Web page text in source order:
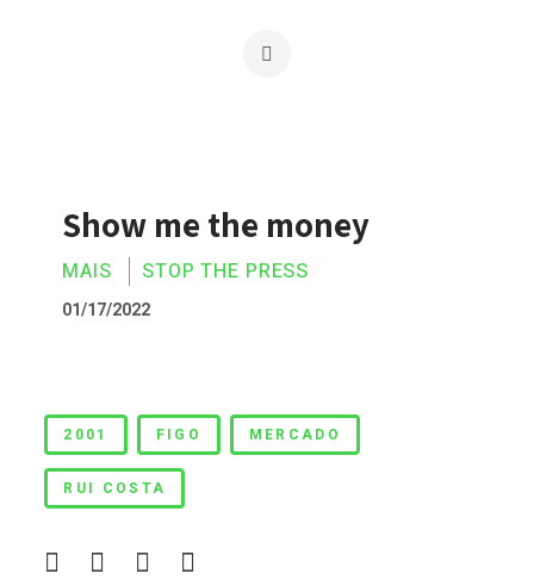
Show me the money
MAIS STOP THE PRESS
01/17/2022
Show me the money
2001 FIGO MERCADO
RUI COSTA